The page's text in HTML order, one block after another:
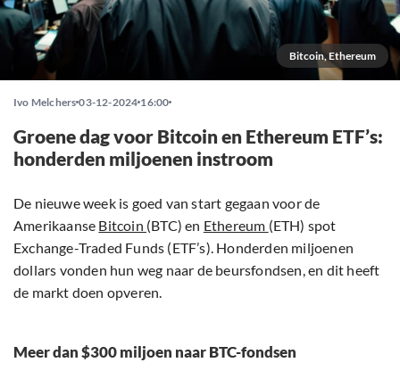
Bitcoin, Ethereum
Ivo Melchers 03-12-2024 16:00
Groene dag voor Bitcoin en Ethereum ETF’s:
honderden miljoenen instroom
De nieuwe week is goed van start gegaan voor de
Amerikaanse Bitcoin (BTC) en Ethereum (ETH) spot
Exchange-Traded Funds (ETF’s). Honderden miljoenen
dollars vonden hun weg naar de beursfondsen, en dit heeft
de markt doen opveren.
Meer dan $300 miljoen naar BTC-fondsen